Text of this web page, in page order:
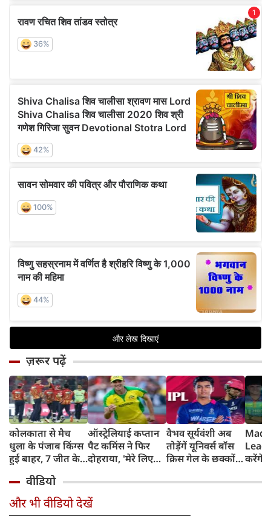
ज़रूर पढ़ें
कोलकाता से मैच
धुला के पंजाब किंग्स
हुई बाहर, 7 जीत के
ऑस्ट्रेलियाई कप्तान
पैट कमिंस ने फिर
दोहराया, 'मेरे लिए
वैभव सूर्यवंशी अब
तोड़ेंगें यूनिवर्स बॉस
क्रिस गेल के छक्कों
करेंगे
टीम में
वीडियो
और भी वीडियो देखें